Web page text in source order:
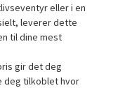
eller i en
leverer dette
til dine mest
gir det deg
deg tilkoblet hvor